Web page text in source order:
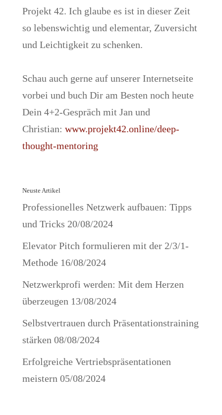
Projekt 42. Ich glaube es ist in dieser Zeit
so lebenswichtig und elementar, Zuversicht
und Leichtigkeit zu schenken.
Schau auch gerne auf unserer Internetseite
vorbei und buch Dir am Besten noch heute
Dein 4+2-Gespräch mit Jan und
Christian: www.projekt42.online/deep-
thought-mentoring
Neuste Artikel
Professionelles Netzwerk aufbauen: Tipps
und Tricks 20/08/2024
Elevator Pitch formulieren mit der 2/3/1-
Methode 16/08/2024
Netzwerkprofi werden: Mit dem Herzen
überzeugen 13/08/2024
Selbstvertrauen durch Präsentationstraining
stärken 08/08/2024
Erfolgreiche Vertriebspräsentationen
meistern 05/08/2024